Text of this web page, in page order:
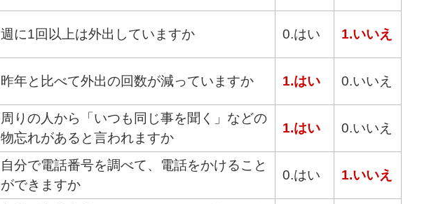
週に1回以上は外出していますか 0.はい 1.いいえ
昨年と比べて外出の回数が減っていますか 1.はい 0.いいえ
周りの人から「いつも同じ事を聞く」などの
物忘れがあると言われますか
1.はい 0.いいえ
自分で電話番号を調べて、電話をかけること
ができますか
0.はい 1.いいえ